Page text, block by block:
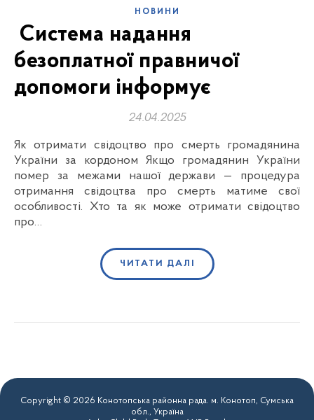
НОВИНИ
Система надання
безоплатної правничої
допомоги інформує
24.04.2025
Як отримати свідоцтво про смерть громадянина
України за кордоном Якщо громадянин України
помер за межами нашої держави — процедура
отримання свідоцтва про смерть матиме свої
особливості. Хто та як може отримати свідоцтво
про…
ЧИТАТИ ДАЛІ
Copyright © 2026 Конотопська районна рада. м. Конотоп, Сумська
обл., Україна